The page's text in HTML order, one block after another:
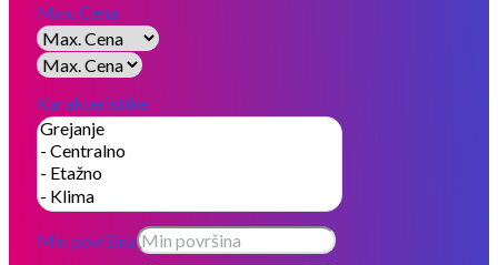
Max. Cena
Karakteristike
Min površina